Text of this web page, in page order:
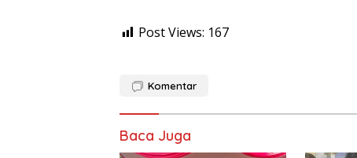
Post Views: 167
Komentar
Baca Juga